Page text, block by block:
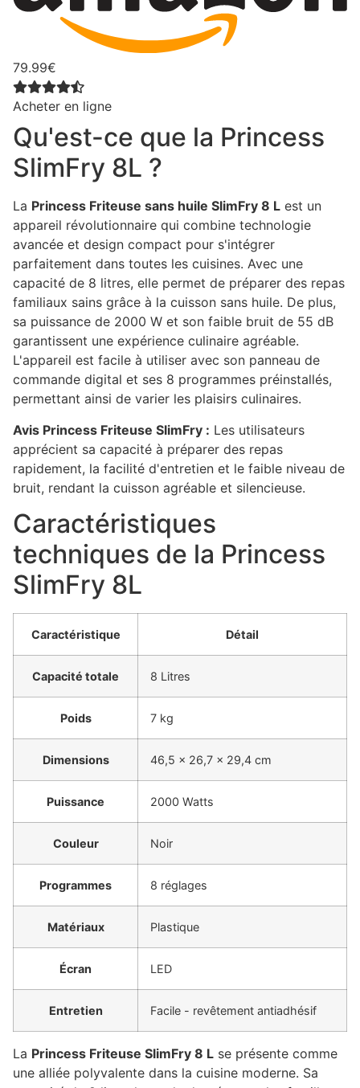
79.99€
Acheter en ligne
Qu'est-ce que la Princess
SlimFry 8L ?
La Princess Friteuse sans huile SlimFry 8 L est un
appareil révolutionnaire qui combine technologie
avancée et design compact pour s'intégrer
parfaitement dans toutes les cuisines. Avec une
capacité de 8 litres, elle permet de préparer des repas
familiaux sains grâce à la cuisson sans huile. De plus,
sa puissance de 2000 W et son faible bruit de 55 dB
garantissent une expérience culinaire agréable.
L'appareil est facile à utiliser avec son panneau de
commande digital et ses 8 programmes préinstallés,
permettant ainsi de varier les plaisirs culinaires.
Avis Princess Friteuse SlimFry : Les utilisateurs
apprécient sa capacité à préparer des repas
rapidement, la facilité d'entretien et le faible niveau de
bruit, rendant la cuisson agréable et silencieuse.
Caractéristiques
techniques de la Princess
SlimFry 8L
Caractéristique Détail
Capacité totale 8 Litres
Poids 7 kg
Dimensions 46,5 x 26,7 x 29,4 cm
Puissance 2000 Watts
Couleur Noir
Programmes 8 réglages
Matériaux Plastique
Écran LED
Entretien Facile - revêtement antiadhésif
La Princess Friteuse SlimFry 8 L se présente comme
une alliée polyvalente dans la cuisine moderne. Sa